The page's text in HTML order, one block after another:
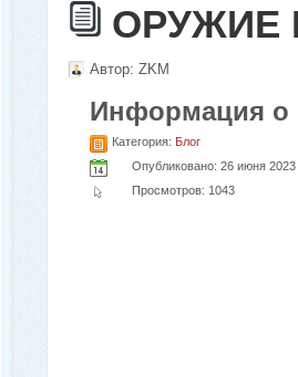
ОРУЖИЕ
Автор: ZKM
Информация о
Категория: Блог
Опубликовано: 26 июня 2023
Просмотров: 1043